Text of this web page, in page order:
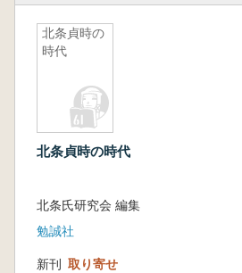
北条貞時の
時代
北条貞時の時代
北条氏研究会 編集
勉誠社
新刊 取り寄せ